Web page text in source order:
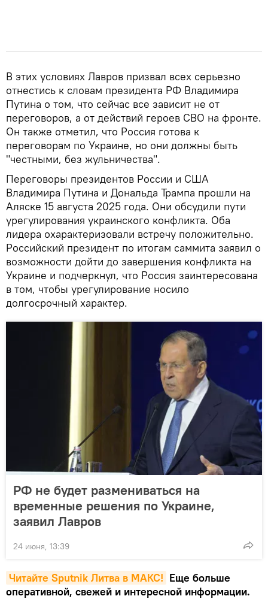
В этих условиях Лавров призвал всех серьезно
отнестись к словам президента РФ Владимира
Путина о том, что сейчас все зависит не от
переговоров, а от действий героев СВО на фронте.
Он также отметил, что Россия готова к
переговорам по Украине, но они должны быть
"честными, без жульничества".
Переговоры президентов России и США
Владимира Путина и Дональда Трампа прошли на
Аляске 15 августа 2025 года. Они обсудили пути
урегулирования украинского конфликта. Оба
лидера охарактеризовали встречу положительно.
Российский президент по итогам саммита заявил о
возможности дойти до завершения конфликта на
Украине и подчеркнул, что Россия заинтересована
в том, чтобы урегулирование носило
долгосрочный характер.
РФ не будет размениваться на
временные решения по Украине,
заявил Лавров
24 июня, 13:39
Читайте Sputnik Литва в MAКС! Еще больше
оперативной, свежей и интересной информации.